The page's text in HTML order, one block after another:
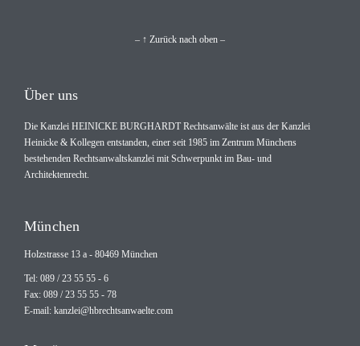
– ↑ Zurück nach oben –
Über uns
Die Kanzlei HEINICKE BURGHARDT Rechtsanwälte ist aus der Kanzlei
Heinicke & Kollegen entstanden, einer seit 1985 im Zentrum Münchens
bestehenden Rechtsanwaltskanzlei mit Schwerpunkt im Bau- und
Architektenrecht.
München
Holzstrasse 13 a - 80469 München
Tel: 089 / 23 55 55 - 6
Fax: 089 / 23 55 55 - 78
E-mail: kanzlei@hbrechtsanwaelte.com